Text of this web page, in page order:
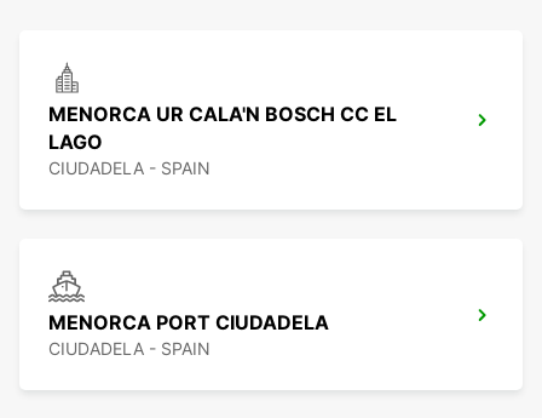
MENORCA UR CALA'N BOSCH CC EL
LAGO
CIUDADELA - SPAIN
MENORCA PORT CIUDADELA
CIUDADELA - SPAIN